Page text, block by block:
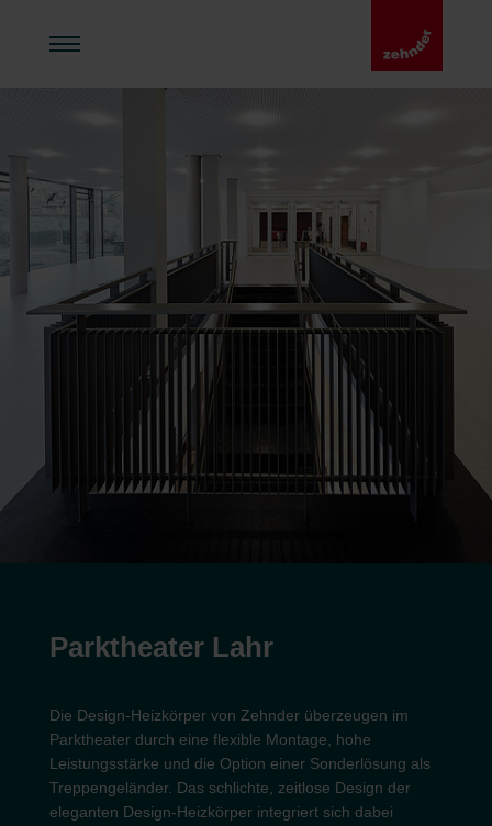
Parktheater Lahr
Die Design-Heizkörper von Zehnder überzeugen im
Parktheater durch eine flexible Montage, hohe
Leistungsstärke und die Option einer Sonderlösung als
Treppengeländer. Das schlichte, zeitlose Design der
eleganten Design-Heizkörper integriert sich dabei